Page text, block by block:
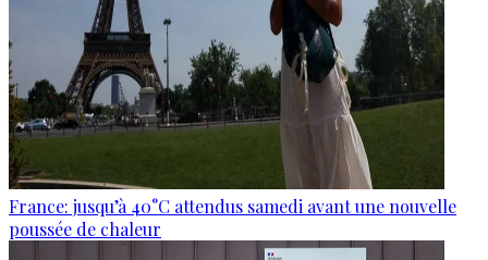
France: jusqu’à 40°C attendus samedi avant une nouvelle
poussée de chaleur